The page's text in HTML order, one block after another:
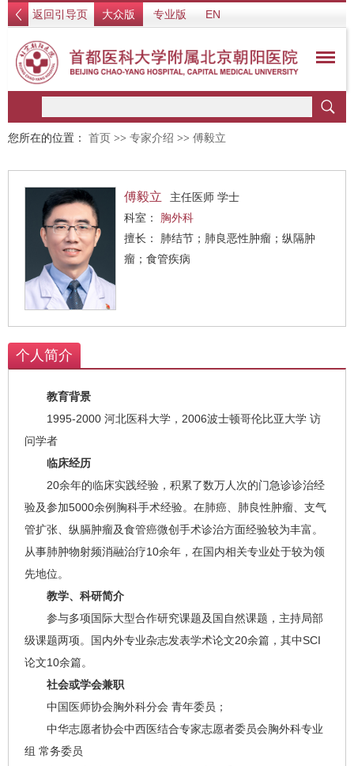
返回引导页 大众版 专业版 EN
您所在的位置： 首页 >> 专家介绍 >> 傅毅立
傅毅立
主任医师 学士
科室： 胸外科
擅长： 肺结节；肺良恶性肿瘤；纵隔肿
瘤；食管疾病
个人简介
教育背景
1995-2000 河北医科大学，2006波士顿哥伦比亚大学 访
问学者
临床经历
20余年的临床实践经验，积累了数万人次的门急诊诊治经
验及参加5000余例胸科手术经验。在肺癌、肺良性肿瘤、支气
管扩张、纵膈肿瘤及食管癌微创手术诊治方面经验较为丰富。
从事肺肿物射频消融治疗10余年，在国内相关专业处于较为领
先地位。
教学、科研简介
参与多项国际大型合作研究课题及国自然课题，主持局部
级课题两项。国内外专业杂志发表学术论文20余篇，其中SCI
论文10余篇。
社会或学会兼职
中国医师协会胸外科分会 青年委员；
中华志愿者协会中西医结合专家志愿者委员会胸外科专业
组 常务委员